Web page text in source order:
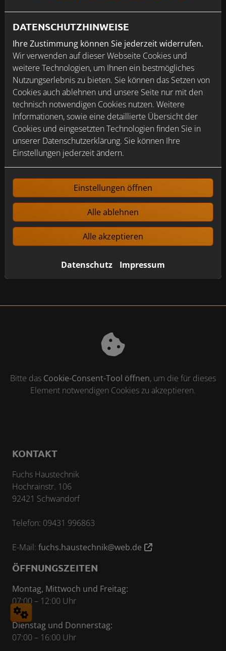
3
Was können wir für Sie tun?
Geben Sie uns eine kurze Beschreibung,
worum es geht
Laden Sie hier bei Bedarf Fotos hoch (max. 15
Laden Sie hier Ihre Dateien hoch.
Bitte das Cookie-Consent-Tool öffnen, um die für dieses
Element notwendigen Cookies zu akzeptieren.
KONTAKT
Fuchs Haustechnik
Hochrainstr. 106
92421 Schwandorf
Telefon: 09431 996863
E-Mail: fuchs.haustechnik@web.de
ÖFFNUNGSZEITEN
Montag, Mittwoch und Freitag:
07:00 – 12:00 Uhr
Dienstag und Donnerstag:
07:00 – 16:00 Uhr
DATENSCHUTZHINWEISE
Ihre Zustimmung können Sie jederzeit widerrufen.
Wir verwenden auf dieser Webseite Cookies und
weitere Technologien, um Ihnen ein bestmögliches
Nutzungserlebnis zu bieten. Sie können das Setzen von
Cookies auch ablehnen und unsere Seite nur mit den
technisch notwendigen Cookies nutzen. Weitere
Informationen, sowie eine detaillierte Übersicht der
Cookies und eingesetzten Technologien finden Sie in
unserer Datenschutzerklärung. Sie können Ihre
Einstellungen jederzeit ändern.
Einstellungen öffnen
Alle ablehnen
Alle akzeptieren
Datenschutz Impressum